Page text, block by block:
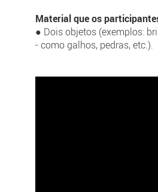
Material que os
● Dois objetos (exemplos:
- como galhos, pedras, etc.).